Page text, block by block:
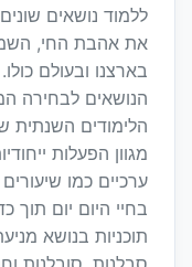
ללמוד נושאים
את אהבת החי,
בארצנו ובעולם
הנושאים לבחירה
הלימודים השנתית
מגוון הפעלות
ערכיים כמו
בחיי היום יום תוך
תוכניות בנושא